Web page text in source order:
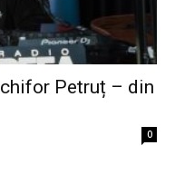
Petruț – din
0